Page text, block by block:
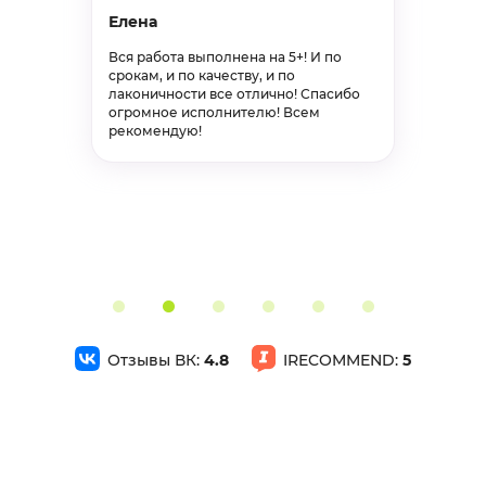
Доклад, гигиена
Завершён 16 Февраля в 22:18
75%
Завершён 22 Января в 09:31
Кирилл
Заказывал рецензирование
дипломной работы, выполнение на
высшем уровне! Рекомендую!
Отзывы ВК: 4.8 IRECOMMEND: 5